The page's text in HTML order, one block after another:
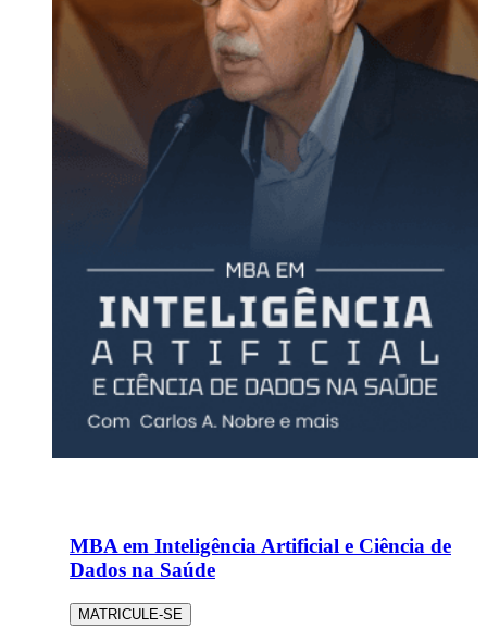
MBA em Inteligência Artificial e Ciência de
Dados na Saúde
MATRICULE-SE